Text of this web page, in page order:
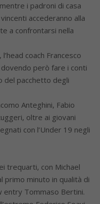
i padroni di casa
accederanno alla
a confrontarsi nella
coach Francesco
però fare i conti
del pacchetto degli
Anteghini, Fabio
oltre ai giovani
con l’Under 19 negli
trequarti, con Michael
minuto in qualità di
entry Tommaso Bertini.